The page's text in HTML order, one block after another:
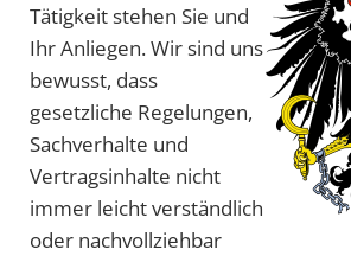
Tätigkeit stehen Sie und
Ihr Anliegen. Wir sind uns
bewusst, dass
gesetzliche Regelungen,
Sachverhalte und
Vertragsinhalte nicht
immer leicht verständlich
oder nachvollziehbar